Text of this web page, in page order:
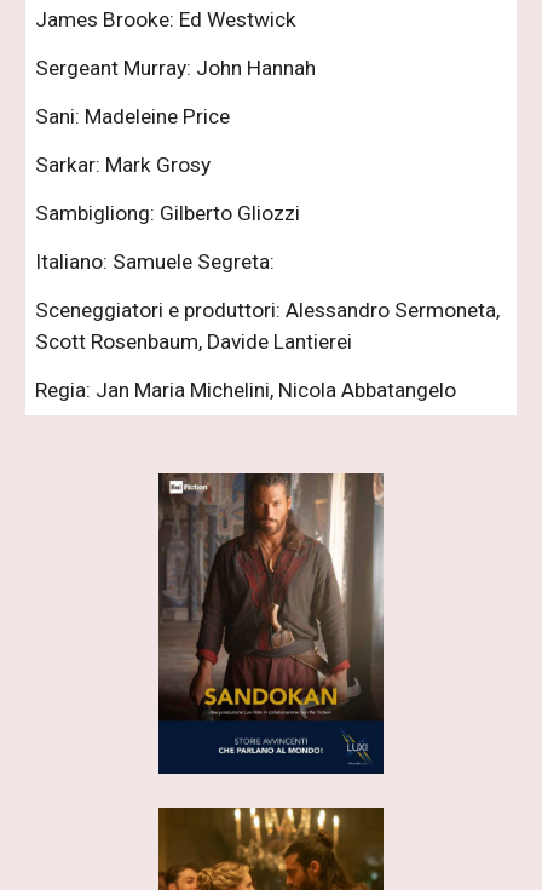
James Brooke: Ed Westwick
Sergeant Murray: John Hannah
Sani: Madeleine Price
Sarkar: Mark Grosy
Sambigliong: Gilberto Gliozzi
Italiano: Samuele Segreta:
Sceneggiatori e produttori: Alessandro Sermoneta,
Scott Rosenbaum, Davide Lantierei
Regia: Jan Maria Michelini, Nicola Abbatangelo